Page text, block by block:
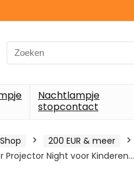
Search
for:
Nachtlampje
stopcontact
Shop 200 EUR & meer
Projector Night voor Kinderen…